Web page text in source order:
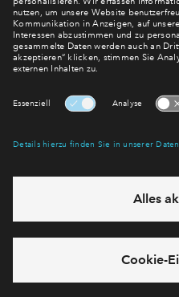
über den Stand dieses
E-Mail-Adresse
Möchten Sie wissen, was wir mit
Sie haben eine Frage? Dann
oder